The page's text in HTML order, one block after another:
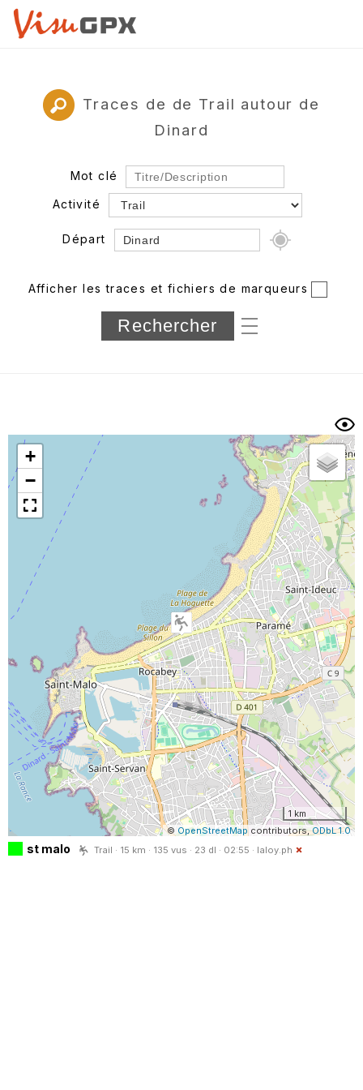
Traces de de Trail autour de
Dinard
Mot clé
Activité
Départ
Département
Longueur min/max
Trier par
Horodatage Photos
Afficher les traces et fichiers de marqueurs
+
−
1 km
© OpenStreetMapcontributors,ODbL 1.0
st malo Trail · 15 km · 135 vus · 23 dl · 02:55 · laloy.ph